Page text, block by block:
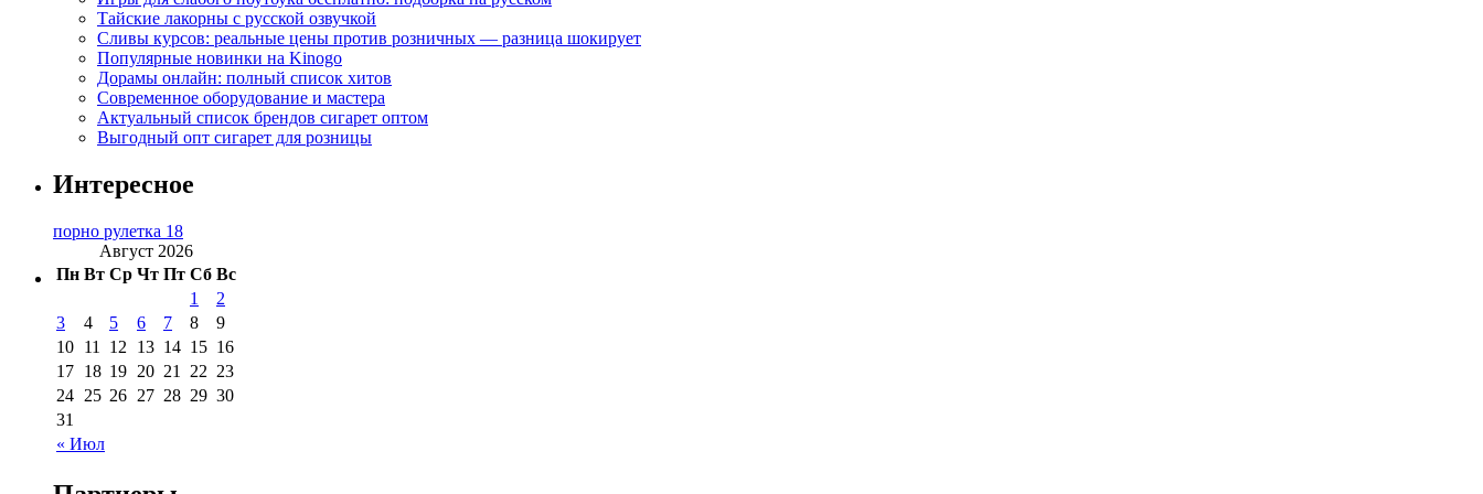
Тайские лакорны с русской озвучкой
Сливы курсов: реальные цены против розничных — разница шокирует
Популярные новинки на Kinogo
Дорамы онлайн: полный список хитов
Современное оборудование и мастера
Актуальный список брендов сигарет оптом
Выгодный опт сигарет для розницы
Интересное
порно рулетка 18
Август 2026
Пн Вт Ср Чт Пт Сб Вс
« Июл
1
2
3
4 5 6 7 8
9
10 11 12 13 14 15 16
17 18 19 20 21 22 23
24 25 26 27 28 29 30
31